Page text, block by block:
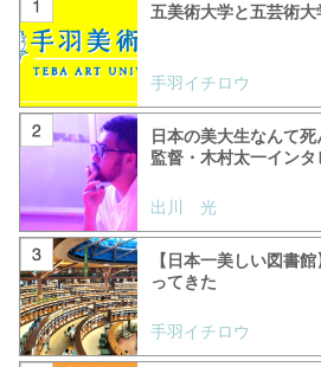
五美術大学と五芸術大
手羽イチロウ
日本の美大生なんて
監督・木村太一インタ
出川 光
【日本一美しい図書
ってきた
手羽イチロウ